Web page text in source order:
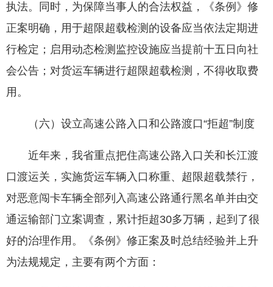
执法。同时，为保障当事人的合法权益，《条例》修
正案明确，用于超限超载检测的设备应当依法定期进
行检定；启用动态检测监控设施应当提前十五日向社
会公告；对货运车辆进行超限超载检测，不得收取费
用。
（六）设立高速公路入口和公路渡口“拒超”制度
近年来，我省重点把住高速公路入口关和长江渡
口渡运关，实施货运车辆入口称重、超限超载禁行，
对恶意闯卡车辆全部列入高速公路通行黑名单并由交
通运输部门立案调查，累计拒超30多万辆，起到了很
好的治理作用。《条例》修正案及时总结经验并上升
为法规规定，主要有两个方面：